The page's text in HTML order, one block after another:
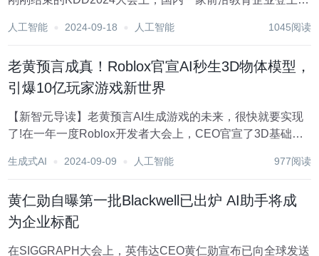
子。 进入开学季，一个词儿也跟着爆火——「无痛学习」。
人工智能 2024-09-18 人工智能 1045阅读
老黄预言成真！Roblox官宣AI秒生3D物体模型，
引爆10亿玩家游戏新世界
【新智元导读】老黄预言AI生成游戏的未来，很快就要实现
了!在一年一度Roblox开发者大会上，CEO官宣了3D基础模
亿玩家，AI视频游戏大爆发时代不远了。 老黄曾预言，未来
生成式AI 2024-09-09 人工智能 977阅读
黄仁勋自曝第一批Blackwell已出炉 AI助手将成
为企业标配
在SIGGRAPH大会上，英伟达CEO黄仁勋宣布已向全球发送